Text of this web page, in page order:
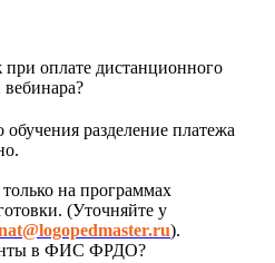
оплате дистанционного
разделение платежа
на программах
(Уточняйте у
).
в ФИС ФРДО?